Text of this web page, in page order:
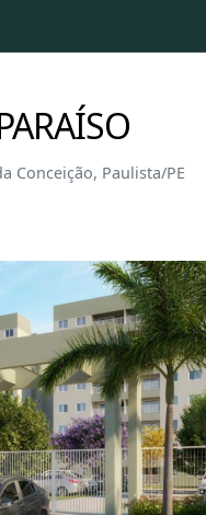
Conceição, Paulista/PE